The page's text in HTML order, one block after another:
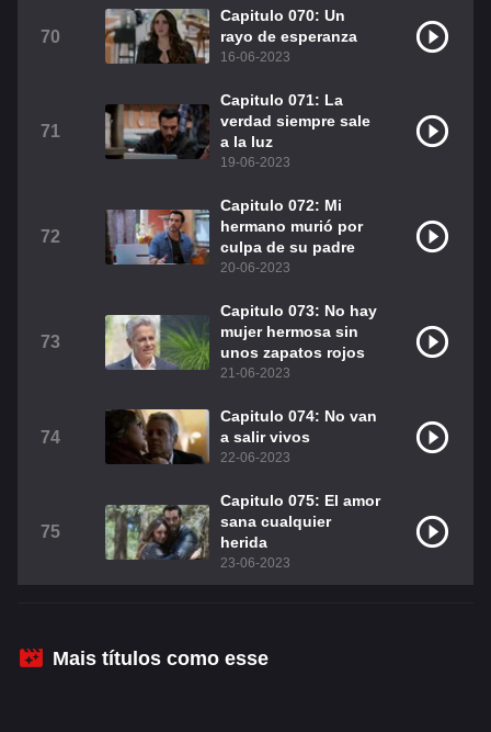
70
Capitulo 070: Un
rayo de esperanza
16-06-2023
71
Capitulo 071: La
verdad siempre sale
a la luz
19-06-2023
72
Capitulo 072: Mi
hermano murió por
culpa de su padre
20-06-2023
73
Capitulo 073: No hay
mujer hermosa sin
unos zapatos rojos
21-06-2023
74
Capitulo 074: No van
a salir vivos
22-06-2023
75
Capitulo 075: El amor
sana cualquier
herida
23-06-2023
Mais títulos como esse